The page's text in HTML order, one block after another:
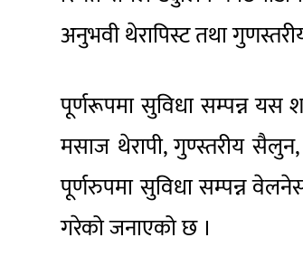
अनुभवी थेरापिस्ट तथा
पूर्णरूपमा सुविधा सम्पन्न यस
मसाज थेरापी, गुण्स्तरीय सैलुन,
पूर्णरुपमा सुविधा सम्पन्न
गरेको जनाएको छ ।